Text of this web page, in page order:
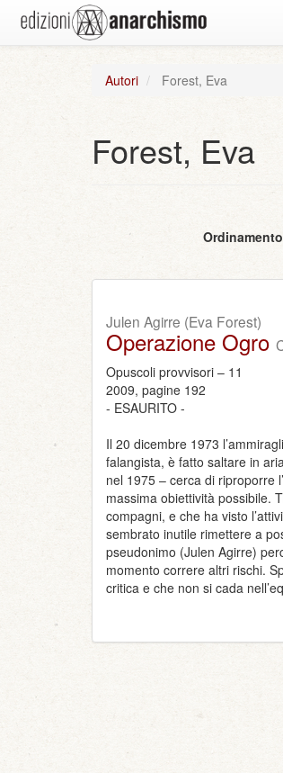
Autori Forest, Eva
Forest, Eva
Julen Agirre (Eva Forest)
Operazione Ogro
Opuscoli provvisori – 11
2009, pagine 192
- ESAURITO -
Il 20 dicembre 1973
falangista, è fatto saltare in
nel 1975 – cerca di riproporre
massima obiettività possibile.
compagni, e che ha visto
sembrato inutile rimettere a
pseudonimo (Julen Agirre)
momento correre altri rischi.
critica e che non si cada